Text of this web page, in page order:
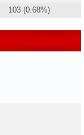
103 (0.68%)